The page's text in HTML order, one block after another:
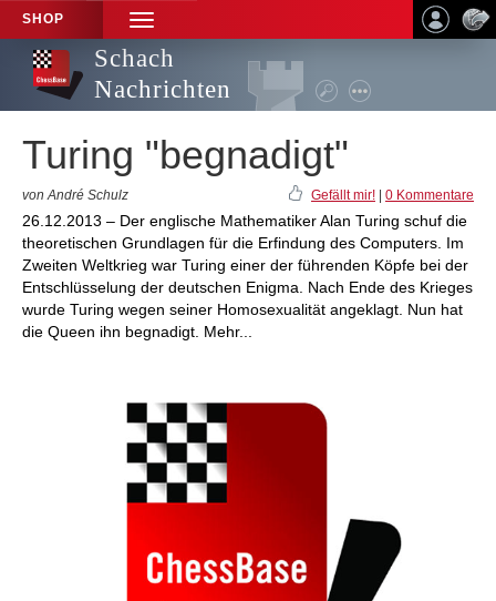
SHOP
TOGGLE
NAVIGATION
Schach
Nachrichten
Turing "begnadigt"
von André Schulz Gefällt mir! 0 Kommentare
26.12.2013 – Der englische Mathematiker Alan Turing schuf die
theoretischen Grundlagen für die Erfindung des Computers. Im
Zweiten Weltkrieg war Turing einer der führenden Köpfe bei der
Entschlüsselung der deutschen Enigma. Nach Ende des Krieges
wurde Turing wegen seiner Homosexualität angeklagt. Nun hat
die Queen ihn begnadigt. Mehr...